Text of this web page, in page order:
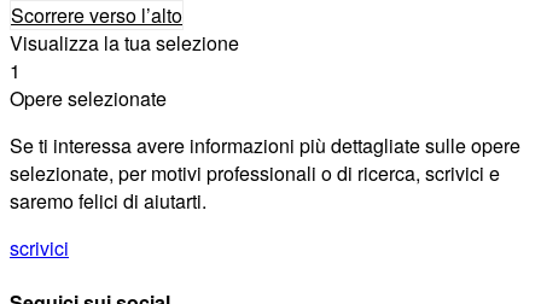
Scorrere verso l’alto
Visualizza la tua selezione
1
Opere selezionate
Se ti interessa avere informazioni più dettagliate sulle opere
selezionate, per motivi professionali o di ricerca, scrivici e
saremo felici di aiutarti.
scrivici